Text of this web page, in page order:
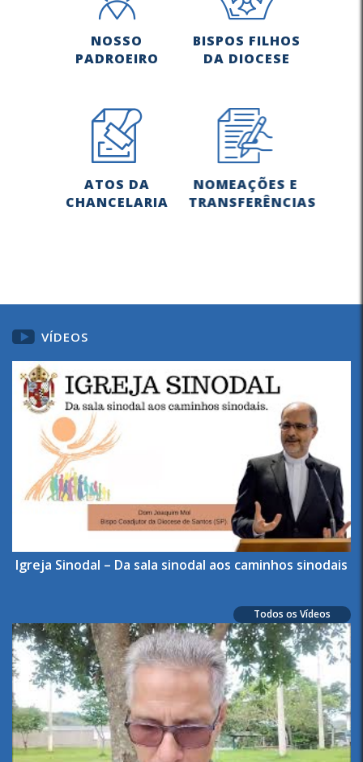
NOSSO
PADROEIRO
BISPOS FILHOS
DA DIOCESE
ATOS DA
CHANCELARIA
NOMEAÇÕES E
TRANSFERÊNCIAS
VÍDEOS
Igreja Sinodal – Da sala sinodal aos caminhos sinodais
Todos os Vídeos